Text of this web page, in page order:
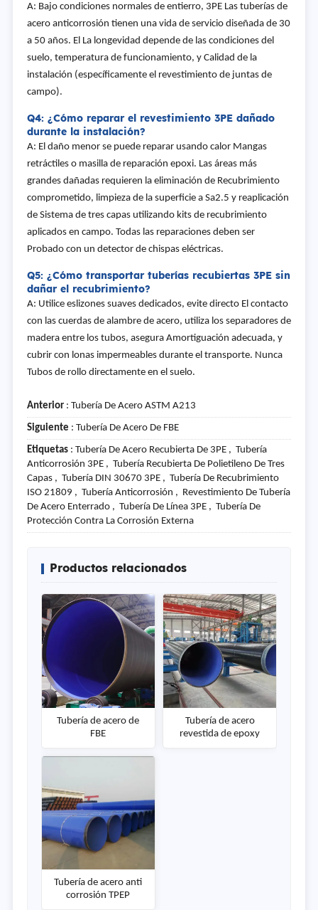
A: Bajo condiciones normales de entierro, 3PE Las tuberías de
acero anticorrosión tienen una vida de servicio diseñada de 30
a 50 años. El La longevidad depende de las condiciones del
suelo, temperatura de funcionamiento, y Calidad de la
instalación (específicamente el revestimiento de juntas de
campo).
Q4: ¿Cómo reparar el revestimiento 3PE dañado
durante la instalación?
A: El daño menor se puede reparar usando calor Mangas
retráctiles o masilla de reparación epoxi. Las áreas más
grandes dañadas requieren la eliminación de Recubrimiento
comprometido, limpieza de la superficie a Sa2.5 y reaplicación
de Sistema de tres capas utilizando kits de recubrimiento
aplicados en campo. Todas las reparaciones deben ser
Probado con un detector de chispas eléctricas.
Q5: ¿Cómo transportar tuberías recubiertas 3PE sin
dañar el recubrimiento?
A: Utilice eslizones suaves dedicados, evite directo El contacto
con las cuerdas de alambre de acero, utiliza los separadores de
madera entre los tubos, asegura Amortiguación adecuada, y
cubrir con lonas impermeables durante el transporte. Nunca
Tubos de rollo directamente en el suelo.
Anterior: Tubería De Acero ASTM A213
Siguiente : Tubería De Acero De FBE
Etiquetas: Tubería De Acero Recubierta De 3PE , Tubería
Anticorrosión 3PE , Tubería Recubierta De Polietileno De Tres
Capas , Tubería DIN 30670 3PE , Tubería De Recubrimiento
ISO 21809 , Tubería Anticorrosión , Revestimiento De Tubería
De Acero Enterrado , Tubería De Línea 3PE , Tubería De
Protección Contra La Corrosión Externa
Productos relacionados
Tubería de acero de
FBE
Tubería de acero
revestida de epoxy
Tubería de acero anti
corrosión TPEP